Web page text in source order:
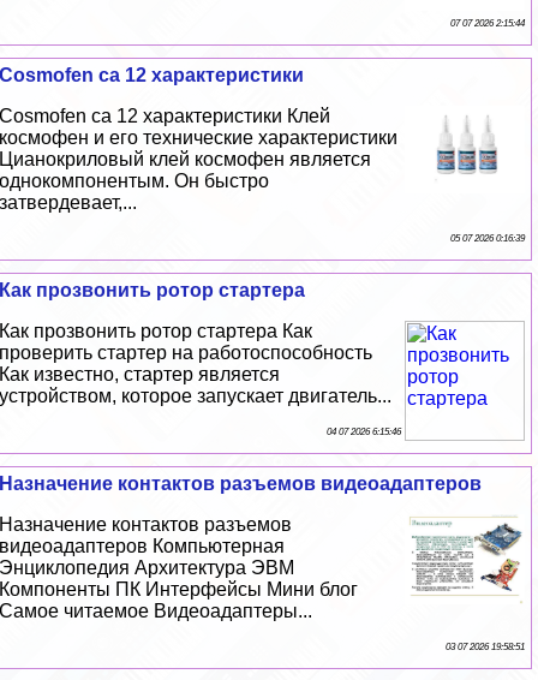
07 07 2026 2:15:44
Cosmofen ca 12 хаpaктеристики
Cosmofen ca 12 хаpaктеристики Клей
космофен и его технические хаpaктеристики
Цианокриловый клей космофен является
однокомпонентым. Он быстро
затвердевает,...
05 07 2026 0:16:39
Как прозвонить ротор стартера
Как прозвонить ротор стартера Как
проверить стартер на работоспособность
Как известно, стартер является
устройством, которое запускает двигатель...
04 07 2026 6:15:46
Назначение контактов разъемов видеоадаптеров
Назначение контактов разъемов
видеоадаптеров Компьютерная
Энциклопедия Архитектура ЭВМ
Компоненты ПК Интерфейсы Мини блог
Самое читаемое Видеоадаптеры...
03 07 2026 19:58:51